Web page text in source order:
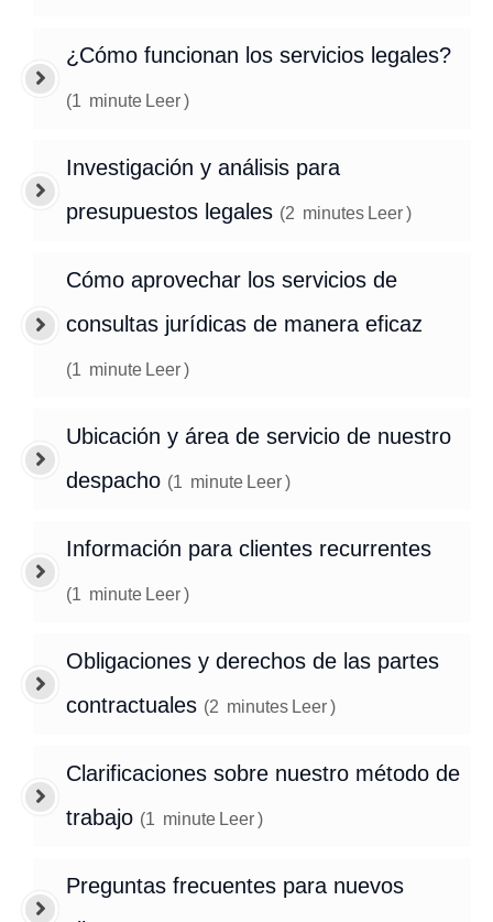
¿Cómo funcionan los servicios legales?
(1 minute Leer)
Investigación y análisis para
presupuestos legales (2 minutes Leer)
Cómo aprovechar los servicios de
consultas jurídicas de manera eficaz
(1 minute Leer)
Ubicación y área de servicio de nuestro
despacho (1 minute Leer)
Información para clientes recurrentes
(1 minute Leer)
Obligaciones y derechos de las partes
contractuales (2 minutes Leer)
Clarificaciones sobre nuestro método de
trabajo (1 minute Leer)
Preguntas frecuentes para nuevos